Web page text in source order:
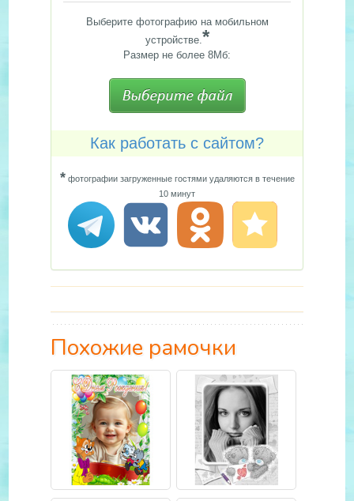
Выберите фотографию на мобильном
устройстве.*
Размер не более 8Мб:
Как работать с сайтом?
*фотографии загруженные гостями удаляются в течение
10 минут
Похожие рамочки